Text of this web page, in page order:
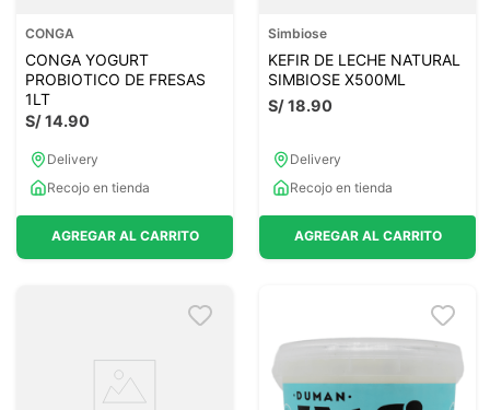
CONGA
CONGA YOGURT
PROBIOTICO DE FRESAS
1LT
S/14.90
Delivery
Recojo en tienda
AGREGAR AL CARRITO
Simbiose
KEFIR DE LECHE NATURAL
SIMBIOSE X500ML
S/18.90
Delivery
Recojo en tienda
AGREGAR AL CARRITO